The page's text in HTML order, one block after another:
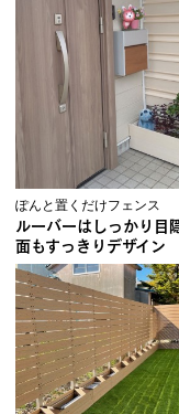
ぽんと置くだけフェンス
ルーバーはしっかり目
面もすっきりデザイン